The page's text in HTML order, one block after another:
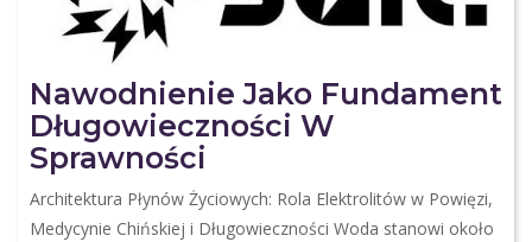
Nawodnienie Jako Fundament
Długowieczności W
Sprawności
Architektura Płynów Życiowych: Rola Elektrolitów w Powięzi,
Medycynie Chińskiej i Długowieczności Woda stanowi około